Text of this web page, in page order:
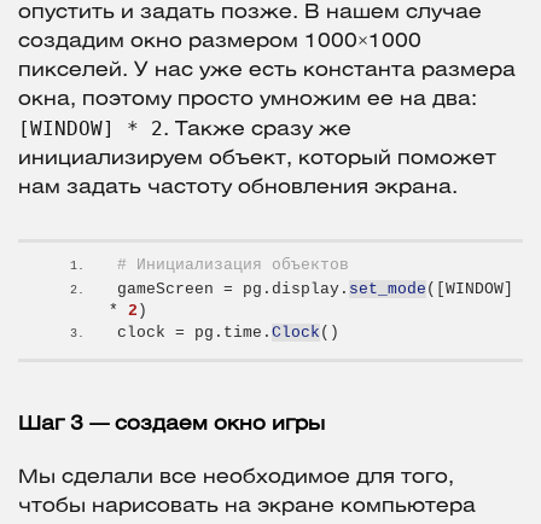
опустить и задать позже. В нашем случае
создадим окно размером 1000×1000
пикселей. У нас уже есть константа размера
окна, поэтому просто умножим ее на два:
[WINDOW] * 2. Также сразу же
инициализируем объект, который поможет
нам задать частоту обновления экрана.
# Инициализация объектов
gameScreen = pg.display. set_mode ([WINDOW]
* 2 )
clock = pg.time. Clock ()
Шаг 3 — создаем окно игры
Мы сделали все необходимое для того,
чтобы нарисовать на экране компьютера